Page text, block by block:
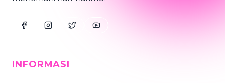
INFORMASI